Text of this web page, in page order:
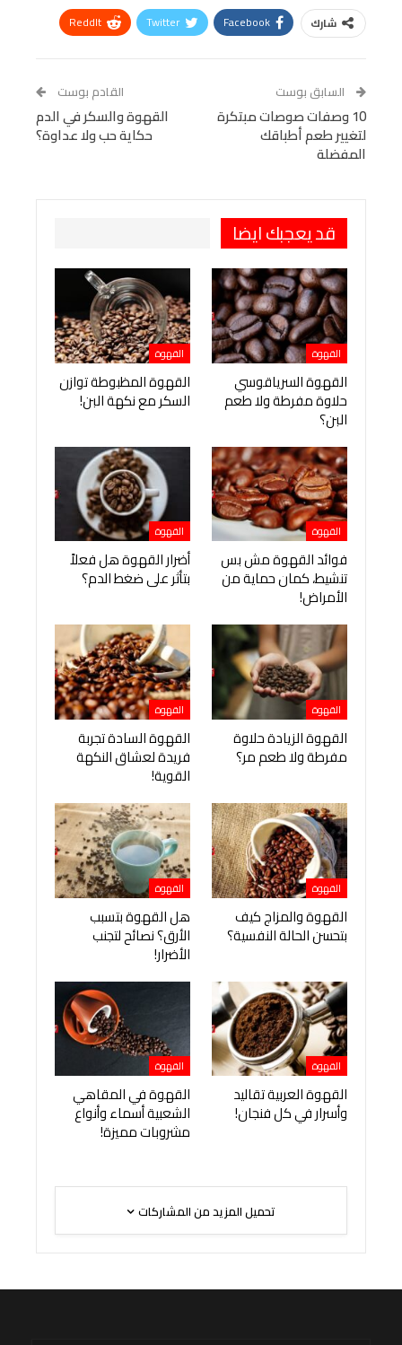
شارك Facebook
Twitter
ReddIt
Tumblr
البريد الإلكتروني
StumbleUpon
VK
Digg
LINE
BlackBerry
Viber
السابق بوست
10 وصفات صوصات مبتكرة
لتغيير طعم أطباقك
المفضلة
القادم بوست
القهوة والسكر في الدم
حكاية حب ولا عداوة؟
قد يعجبك ايضا
القهوة
القهوة السرياقوسي
حلاوة مفرطة ولا طعم
البن؟
القهوة
القهوة المظبوطة توازن
السكر مع نكهة البن!
القهوة
فوائد القهوة مش بس
تنشيط، كمان حماية من
الأمراض!
القهوة
أضرار القهوة هل فعلاً
بتأثر على ضغط الدم؟
القهوة
القهوة الزيادة حلاوة
مفرطة ولا طعم مر؟
القهوة
القهوة السادة تجربة
فريدة لعشاق النكهة
القوية!
القهوة
القهوة والمزاج كيف
بتحسن الحالة النفسية؟
القهوة
هل القهوة بتسبب
الأرق؟ نصائح لتجنب
الأضرار!
القهوة
القهوة العربية تقاليد
وأسرار في كل فنجان!
القهوة
القهوة في المقاهي
الشعبية أسماء وأنواع
مشروبات مميزة!
تحميل المزيد من المشاركات